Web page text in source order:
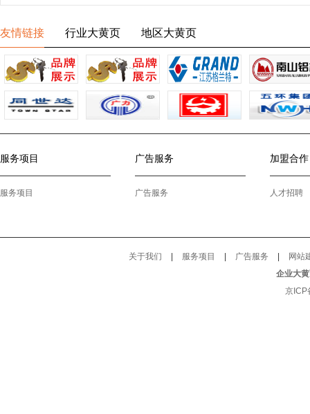
友情链接 行业大黄页 地区大黄页
服务项目
服务项目
广告服务
广告服务
加盟合作
人才招聘
关于我们 服务项目 广告服务
网站
企业大
京ICP